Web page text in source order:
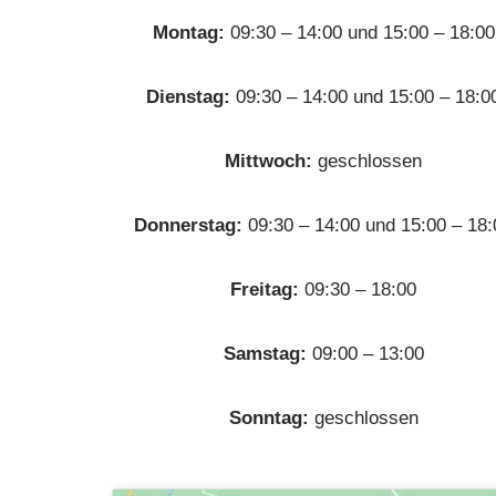
Montag: 09:30 – 14:00 und 15:00 – 18:00
Dienstag: 09:30 – 14:00 und 15:00 –
Mittwoch: geschlossen
Donnerstag: 09:30 – 14:00 und 15:00 –
Freitag: 09:30 – 18:00
Samstag: 09:00 – 13:00
Sonntag: geschlossen